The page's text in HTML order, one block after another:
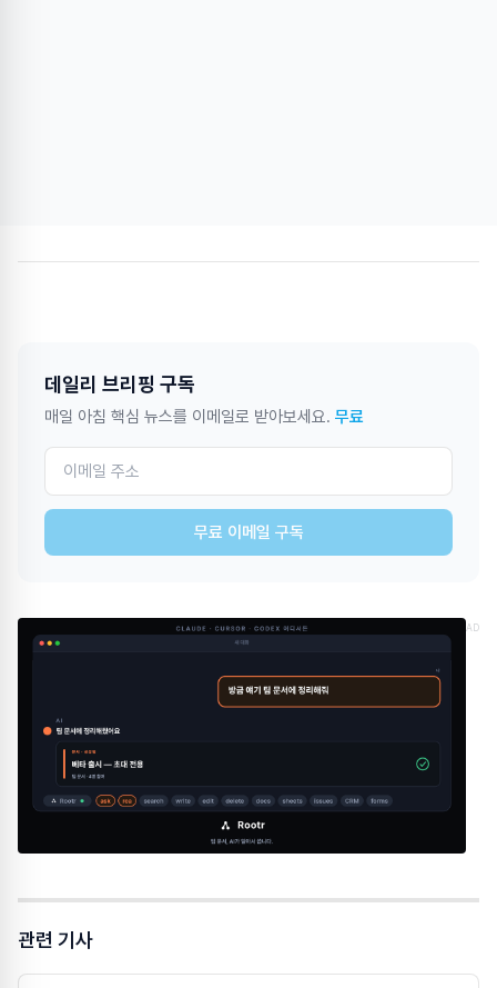
데일리 브리핑 구독
매일 아침 핵심 뉴스를 이메일로 받아보세요. 무료
무료 이메일 구독
AD
관련 기사